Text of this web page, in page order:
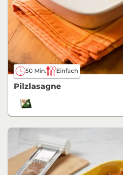
50 Min. Einfach
Pilzlasagne